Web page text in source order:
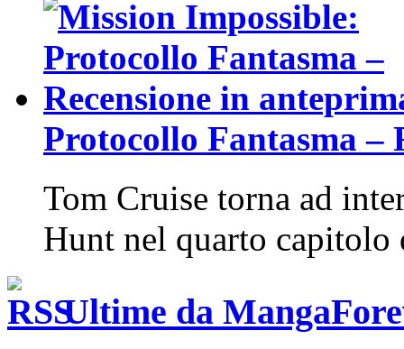
Protocollo Fantasma –
Tom Cruise torna ad
Hunt nel quarto capitolo
Ultime da